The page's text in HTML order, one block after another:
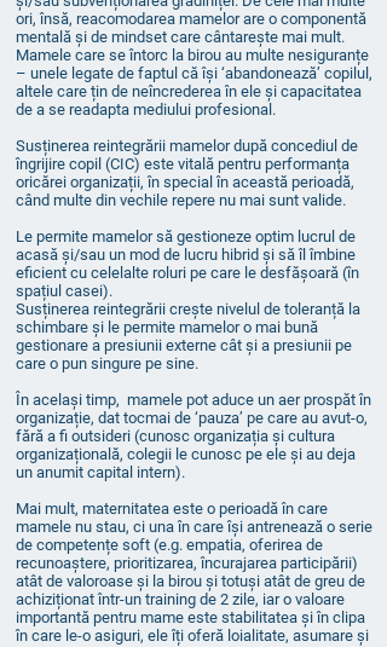
ori, însă, reacomodarea mamelor are o componentă
mentală și de mindset care cântarește mai mult.
Mamele care se întorc la birou au multe nesiguranțe
– unele legate de faptul că își ‘abandonează’ copilul,
altele care țin de neîncrederea în ele și capacitatea
de a se readapta mediului profesional.
Susținerea reintegrării mamelor după concediul de
îngrijire copil (CIC) este vitală pentru performanța
oricărei organizații, în special în această perioadă,
când multe din vechile repere nu mai sunt valide.
Le permite mamelor să gestioneze optim lucrul de
acasă și/sau un mod de lucru hibrid și să îl îmbine
eficient cu celelalte roluri pe care le desfășoară (în
spațiul casei).
Susținerea reintegrării crește nivelul de toleranță la
schimbare și le permite mamelor o mai bună
gestionare a presiunii externe cât și a presiunii pe
care o pun singure pe sine.
În același timp, mamele pot aduce un aer prospăt în
organizație, dat tocmai de ‘pauza’ pe care au avut-o,
fără a fi outsideri (cunosc organizația și cultura
organizațională, colegii le cunosc pe ele și au deja
un anumit capital intern).
Mai mult, maternitatea este o perioadă în care
mamele nu stau, ci una în care își antrenează o serie
de competențe soft (e.g. empatia, oferirea de
recunoaștere, prioritizarea, încurajarea participării)
atât de valoroase și la birou și totuși atât de greu de
achiziționat într-un training de 2 zile, iar o valoare
importantă pentru mame este stabilitatea și în clipa
în care le-o asiguri, ele îți oferă loialitate, asumare și